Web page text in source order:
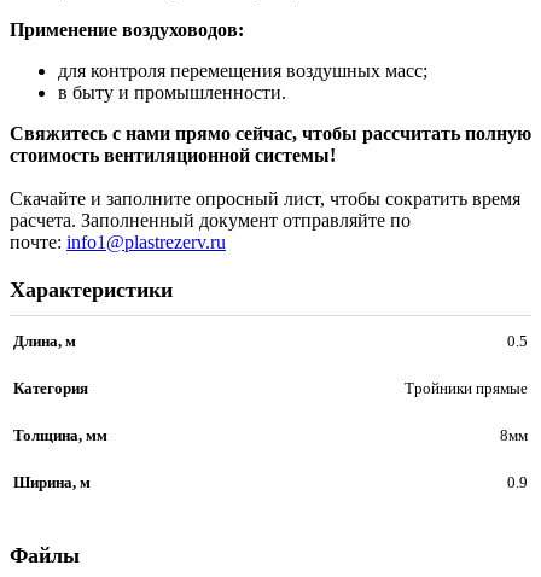
Применение воздуховодов:
для контроля перемещения воздушных масс;
в быту и промышленности.
Свяжитесь с нами прямо сейчас, чтобы рассчитать полную
стоимость вентиляционной системы!
Скачайте и заполните опросный лист, чтобы сократить время
расчета. Заполненный документ отправляйте по
почте: info1@plastrezerv.ru
Характеристики
Длина, м 0.5
Категория Тройники прямые
Толщина, мм 8мм
Ширина, м 0.9
Файлы